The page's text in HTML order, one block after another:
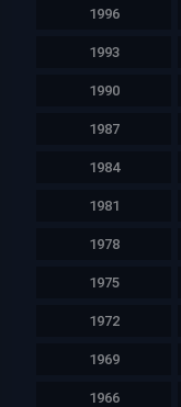
1996
1993
1990
1987
1984
1981
1978
1975
1972
1969
1966